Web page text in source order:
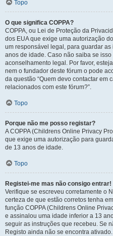
Topo
O que significa COPPA?
COPPA, ou Lei de Proteção da
dos EUA que exige uma autorização
um responsável legal, para guardar
anos de idade. Caso não saiba se
aconselhamento legal. Por favor,
nem o fundador deste fórum o pode
da questão “Quem devo contactar em
relacionados com este fórum?”.
Topo
Porque não me posso registar?
A COPPA (Childrens Online Privacy
que exige uma autorização para
de 13 anos de idade.
Topo
Registei-me mas não consigo entrar!
Verifique se escreveu corretamente o
certeza de que estão corretos tenha
função COPPA (Childrens Online
e assinalou uma idade inferior a 13
seguir as instruções que recebeu. Se
Registo ainda não se encontra